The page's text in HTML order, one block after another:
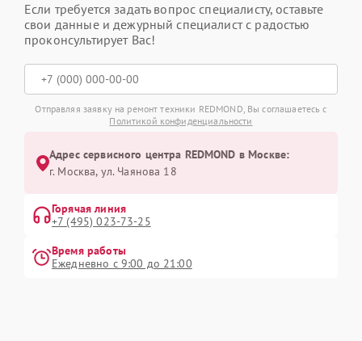
Если требуется задать вопрос специалисту, оставьте
свои данные и дежурный специалист с радостью
проконсультирует Вас!
Отправляя заявку на ремонт техники REDMOND, Вы соглашаетесь с
Политикой конфиденциальности
Адрес сервисного центра REDMOND в Москве:
г. Москва, ул. Чаянова 18
Горячая линия
+7 (495) 023-73-25
Время работы
Ежедневно с 9:00 до 21:00